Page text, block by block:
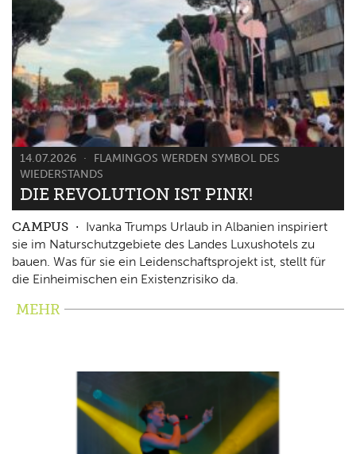
14.07.2026
FLAMINGOS WERDEN SYMBOL DES
WIEDERSTANDS
DIE REVOLUTION IST PINK!
CAMPUS
Ivanka Trumps Urlaub in Albanien inspiriert
sie im Naturschutzgebiete des Landes Luxushotels zu
bauen. Was für sie ein Leidenschaftsprojekt ist, stellt für
die Einheimischen ein Existenzrisiko da.
MEHR